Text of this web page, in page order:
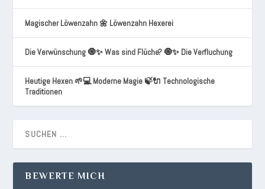
Magischer Löwenzahn 🌼 Löwenzahn Hexerei
Die Verwünschung 🧿✨ Was sind Flüche? 🧿✨ Die Verfluchung
Heutige Hexen 🌱💻 Moderne Magie 🍃🔌 Technologische
Traditionen
BEWERTE MICH